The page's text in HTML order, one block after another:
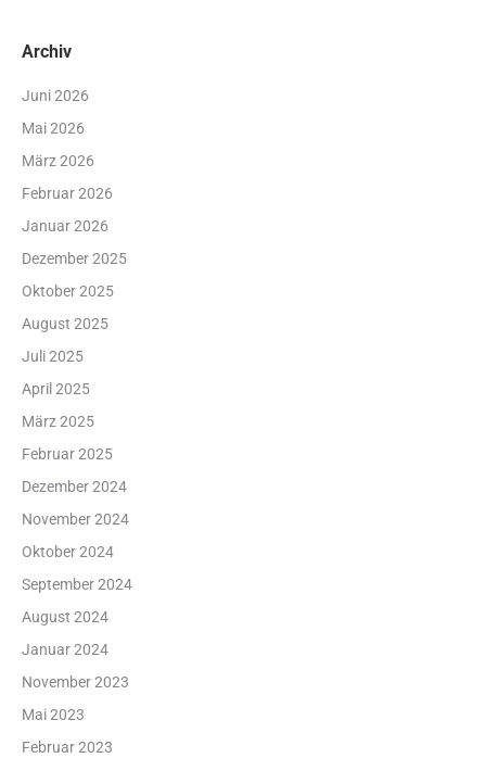
Archiv
Juni 2026
Mai 2026
März 2026
Februar 2026
Januar 2026
Dezember 2025
Oktober 2025
August 2025
Juli 2025
April 2025
März 2025
Februar 2025
Dezember 2024
November 2024
Oktober 2024
September 2024
August 2024
Januar 2024
November 2023
Mai 2023
Februar 2023